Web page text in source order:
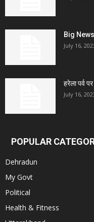
Big News
July 16,
हरेला पर्व
July 16,
POPULAR
Dehradun
My Govt
Political
Health & Fitness